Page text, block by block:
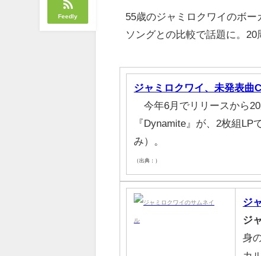
Feedly
55歳のジャミロクワイのボ
ソングとの比較で話題に。20
ジャミロクワイ、未発表曲
今年6月でリリースから
『Dynamite』が、2枚組
み）。
（出典：）
ジ
ジ
身